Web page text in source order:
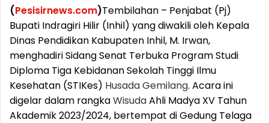
(Pesisirnews.com)Tembilahan – Penjabat (Pj)
Bupati Indragiri Hilir (Inhil) yang diwakili oleh Kepala
Dinas Pendidikan Kabupaten Inhil, M. Irwan,
menghadiri Sidang Senat Terbuka Program Studi
Diploma Tiga Kebidanan Sekolah Tinggi Ilmu
Kesehatan (STIKes) HusadaGemilang. Acara ini
digelar dalam rangkaWisudaAhli Madya XV Tahun
Akademik 2023/2024, bertempat di Gedung Telaga